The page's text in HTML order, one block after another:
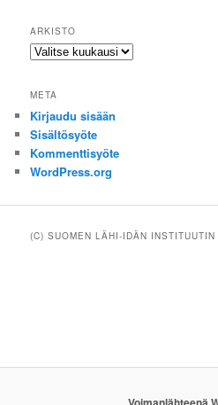
ARKISTO
Arkisto
META
Kirjaudu sisään
Sisältösyöte
Kommenttisyöte
WordPress.org
(C) SUOMEN LÄHI-IDÄN INSTITUUTIN